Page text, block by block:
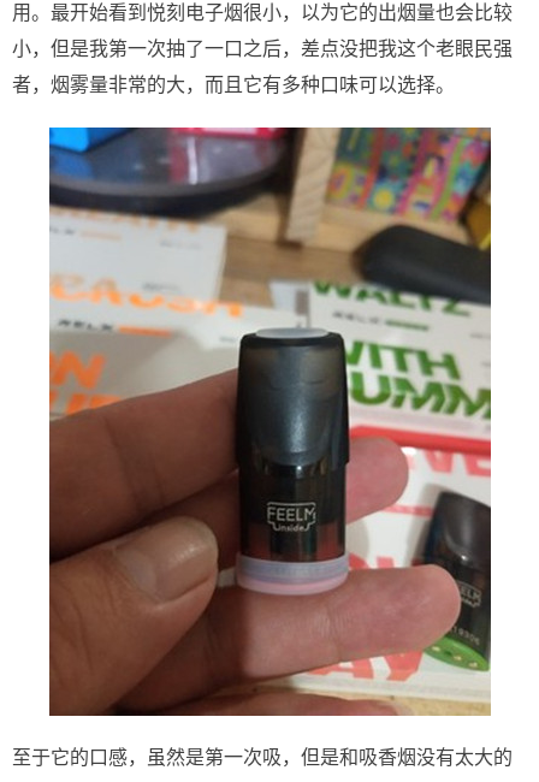
用。最开始看到悦刻电子烟很小，以为它的出烟量也会比较
小，但是我第一次抽了一口之后，差点没把我这个老眼民强
者，烟雾量非常的大，而且它有多种口味可以选择。
至于它的口感，虽然是第一次吸，但是和吸香烟没有太大的